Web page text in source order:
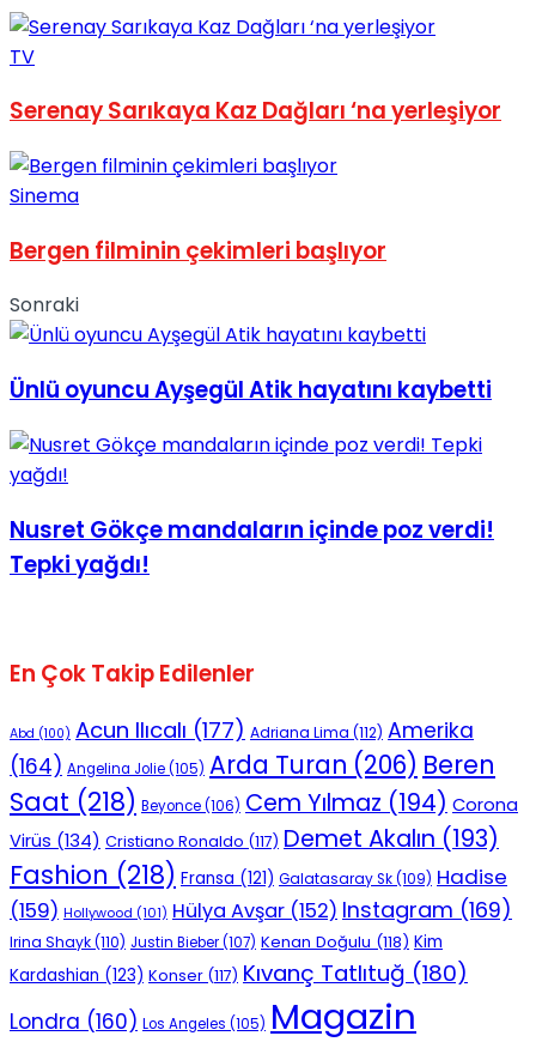
TV
Serenay Sarıkaya Kaz Dağları ‘na yerleşiyor
Sinema
Bergen filminin çekimleri başlıyor
Sonraki
Ünlü oyuncu Ayşegül Atik hayatını kaybetti
Nusret Gökçe mandaların içinde poz verdi!
Tepki yağdı!
En Çok Takip Edilenler
Abd (100) Acun Ilıcalı (177) Adriana Lima (112) Amerika
(164) Angelina Jolie(105) Arda Turan (206) Beren
Saat (218) Beyonce(106) Cem Yılmaz (194) Corona
Virüs (134) Cristiano Ronaldo (117) Demet Akalın (193)
Fashion (218) Fransa (121) Galatasaray Sk(109) Hadise
(159) Hollywood (101) Hülya Avşar (152) Instagram (169)
Irina Shayk(110) Justin Bieber(107) Kenan Doğulu (118) Kim
Kardashian (123) Konser (117) Kıvanç Tatlıtuğ (180)
Londra (160) Los Angeles (105) Magazin